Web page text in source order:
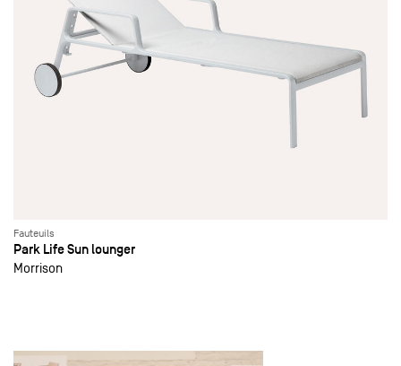
Fauteuils
Park Life Sun lounger
Morrison